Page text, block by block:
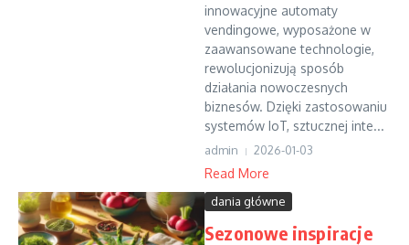
innowacyjne automaty
vendingowe, wyposażone w
zaawansowane technologie,
rewolucjonizują sposób
działania nowoczesnych
biznesów. Dzięki zastosowaniu
systemów IoT, sztucznej inte...
admin 2026-01-03
Read More
dania główne
Sezonowe inspiracje